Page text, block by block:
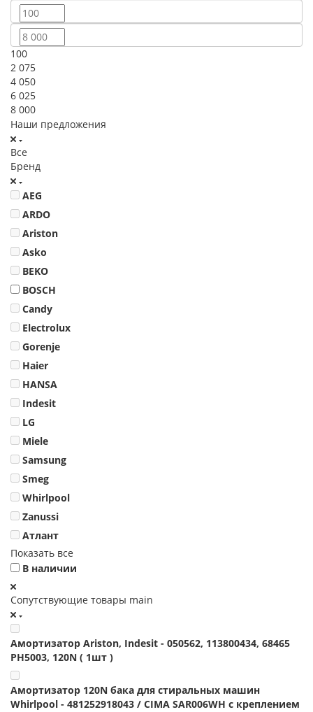
100
2 075
4 050
6 025
8 000
Наши предложения
Все
Бренд
AEG
ARDO
Ariston
Asko
BEKO
BOSCH
Candy
Electrolux
Gorenje
Haier
HANSA
Indesit
LG
Miele
Samsung
Smeg
Whirlpool
Zanussi
Атлант
Показать все
В наличии
Сопутствующие товары main
Амортизатор Ariston, Indesit - 050562, 113800434, 68465
PH5003, 120N ( 1шт )
Амортизатор 120N бака для стиральных машин
Whirlpool - 481252918043 / CIMA SAR006WH с креплением